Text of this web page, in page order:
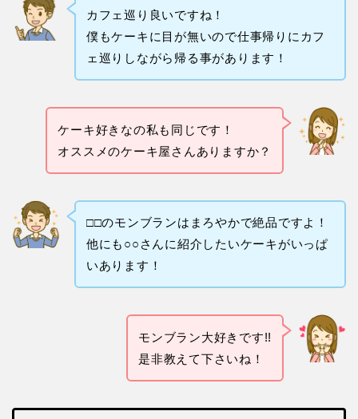
カフェ巡り良いですね！
僕もケーキに目が無いので仕事帰りにカフ
ェ巡りしながら帰る事があります！
ケーキ好きなの私も同じです！
オススメのケーキ屋さんありますか？
□□のモンブランはまろやかで絶品ですよ！
他にも○○さんに紹介したいケーキがいっぱ
いあります！
モンブラン大好きです!!
是非教えて下さいね！